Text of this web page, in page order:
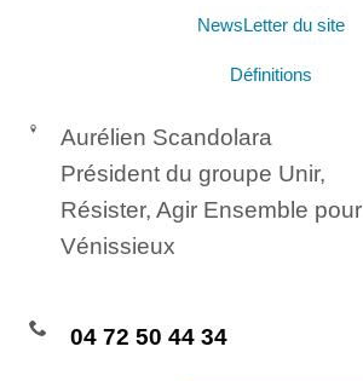
NewsLetter du site
Définitions
Aurélien Scandolara
Président du groupe Unir,
Résister, Agir Ensemble pour
Vénissieux
04 72 50 44 34